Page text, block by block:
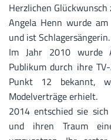
Herzlichen
Angela Henn wurde
und ist Schlagersängerin.
Im Jahr 2010 wurde
Publikum durch ihre
Punkt 12 bekannt,
Modelverträge erhielt.
2014 entschied sie
und ihren Traum